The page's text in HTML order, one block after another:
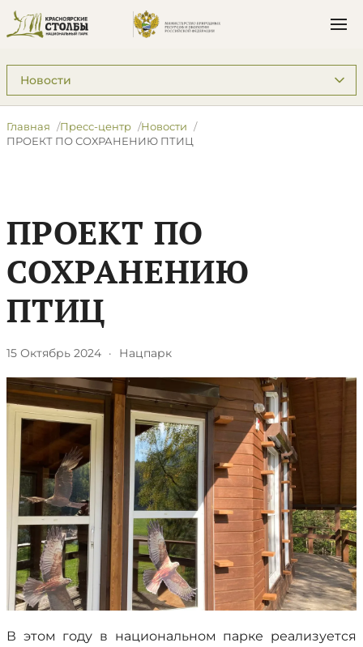
Подразделы: Пресс-центр
Главная Пресс-центр
Новости
ПРОЕКТ ПО СОХРАНЕНИЮ ПТИЦ
ПРОЕКТ ПО
СОХРАНЕНИЮ
ПТИЦ
15 Октябрь 2024 · Нацпарк
В этом году в национальном парке реализуется